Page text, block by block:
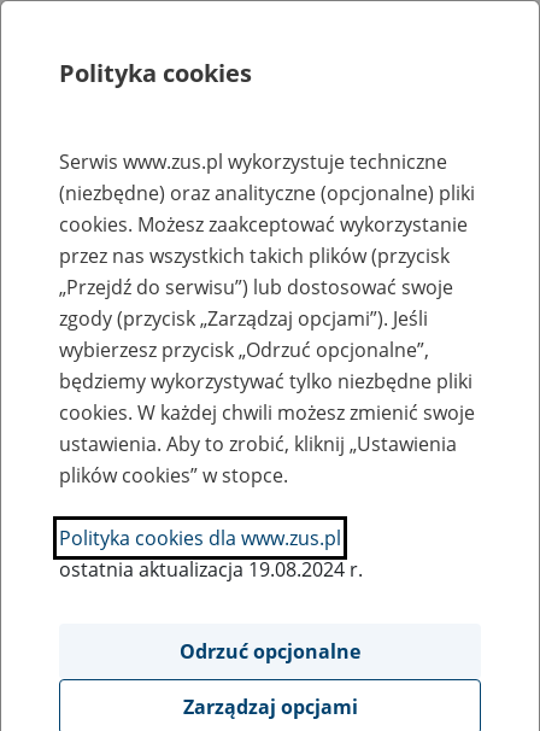
Rejestry, ewidencje i archiwa
Baza zlikwidowanych lub
przekształconych zakładów pracy
Nazwa zakładu pracy:
SZUKAJ
Ukryj wszystkie pozycje bazy
Polityka cookies
Serwis www.zus.pl wykorzystuje techniczne
(niezbędne) oraz analityczne (opcjonalne) pliki
cookies. Możesz zaakceptować wykorzystanie
przez nas wszystkich takich plików (przycisk
„Przejdź do serwisu”) lub dostosować swoje
zgody (przycisk „Zarządzaj opcjami”). Jeśli
wybierzesz przycisk „Odrzuć opcjonalne”,
będziemy wykorzystywać tylko niezbędne pliki
cookies. W każdej chwili możesz zmienić swoje
ustawienia. Aby to zrobić, kliknij „Ustawienia
plików cookies” w stopce.
Polityka cookies dla www.zus.pl
ostatnia aktualizacja 19.08.2024 r.
Odrzuć opcjonalne
Zarządzaj opcjami